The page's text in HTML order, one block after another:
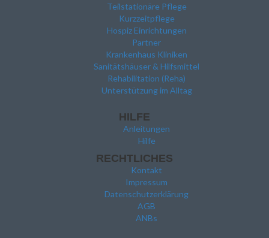
Teilstationäre Pflege
Kurzzeitpflege
Hospiz Einrichtungen
Partner
Krankenhaus Kliniken
Sanitätshäuser & Hilfsmittel
Rehabilitation (Reha)
Unterstützung im Alltag
HILFE
Anleitungen
Hilfe
RECHTLICHES
Kontakt
Impressum
Datenschutzerklärung
AGB
ANBs